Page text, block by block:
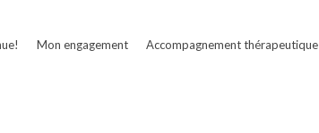
Mon engagement Accompagnement thérapeutique